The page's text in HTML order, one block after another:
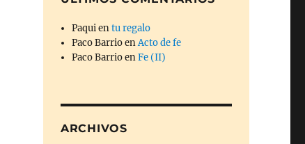
Paquientu regalo
Paco BarrioenActo de fe
Paco BarrioenFe (II)
ARCHIVOS